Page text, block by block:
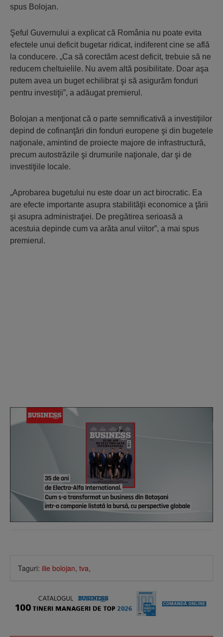
spus Bolojan.
Şeful Guvernului a explicat că România nu poate evita
efectele unui deficit bugetar ridicat, indiferent cine se află
la conducere. „Ca să corectăm acest deficit, trebuie să ne
reducem cheltuielile. Nu avem altă posibilitate. Doar aşa
putem avea un buget echilibrat şi să asigurăm fonduri
pentru investiţii”, a adăugat premierul.
Bolojan a menţionat că o parte semnificativă a investiţiilor
depind de cofinanţări din fonduri europene şi din bugetele
naţionale, amintind de proiecte majore de infrastructură,
precum autostrăzile şi drumurile naţionale, dar şi de
investiţiile locale.
„Aprobarea bugetului nu este doar un act birocratic. Ea
are efecte importante asupra stabilităţii economice a ţării
şi asupra administraţiei. De pregătirea serioasă a
acestuia depinde cum va arăta anul viitor”, a mai spus
premierul.
Taguri: ilie bolojan, tva,